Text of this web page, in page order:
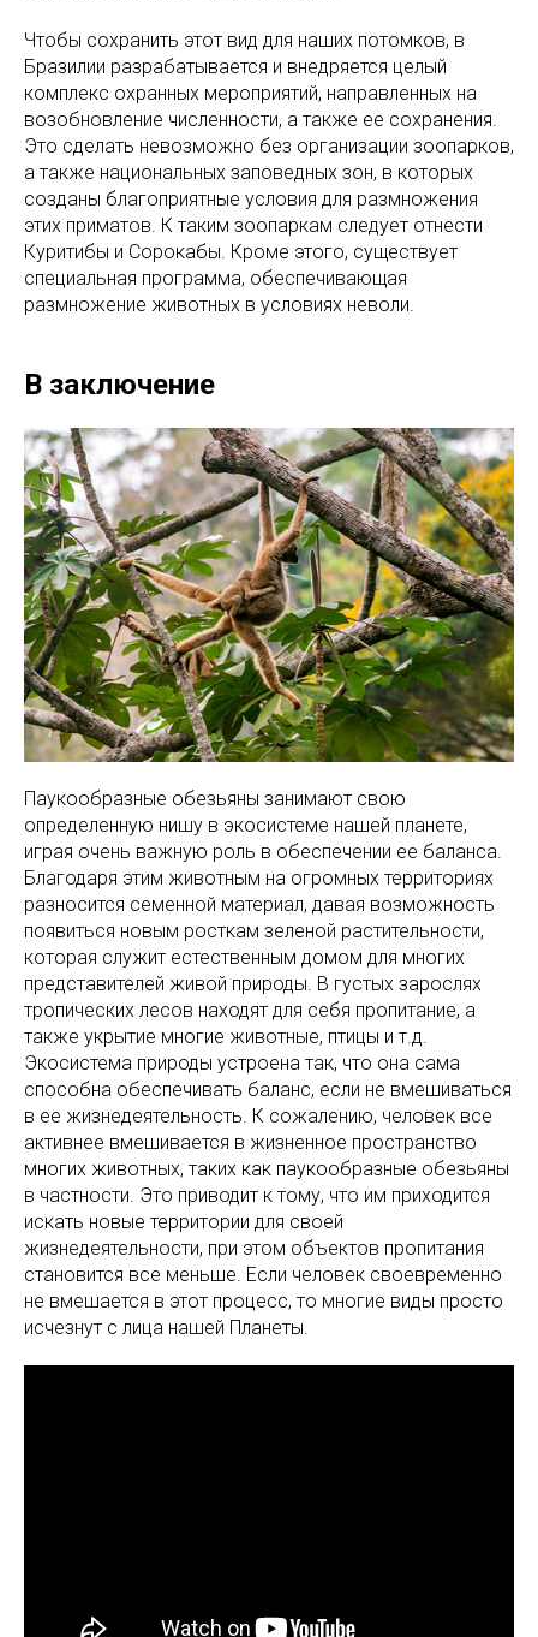
Чтобы сохранить этот вид для наших потомков, в
Бразилии разрабатывается и внедряется целый
комплекс охранных мероприятий, направленных на
возобновление численности, а также ее сохранения.
Это сделать невозможно без организации зоопарков,
а также национальных заповедных зон, в которых
созданы благоприятные условия для размножения
этих приматов. К таким зоопаркам следует отнести
Куритибы и Сорокабы. Кроме этого, существует
специальная программа, обеспечивающая
размножение животных в условиях неволи.
В заключение
Паукообразные обезьяны занимают свою
определенную нишу в экосистеме нашей планете,
играя очень важную роль в обеспечении ее баланса.
Благодаря этим животным на огромных территориях
разносится семенной материал, давая возможность
появиться новым росткам зеленой растительности,
которая служит естественным домом для многих
представителей живой природы. В густых зарослях
тропических лесов находят для себя пропитание, а
также укрытие многие животные, птицы и т.д.
Экосистема природы устроена так, что она сама
способна обеспечивать баланс, если не вмешиваться
в ее жизнедеятельность. К сожалению, человек все
активнее вмешивается в жизненное пространство
многих животных, таких как паукообразные обезьяны
в частности. Это приводит к тому, что им приходится
искать новые территории для своей
жизнедеятельности, при этом объектов пропитания
становится все меньше. Если человек своевременно
не вмешается в этот процесс, то многие виды просто
исчезнут с лица нашей Планеты.